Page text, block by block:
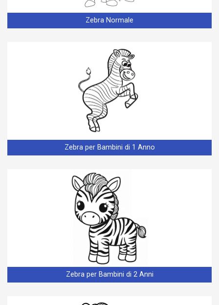
Zebra Normale
Zebra per Bambini di 1 Anno
Zebra per Bambini di 2 Anni